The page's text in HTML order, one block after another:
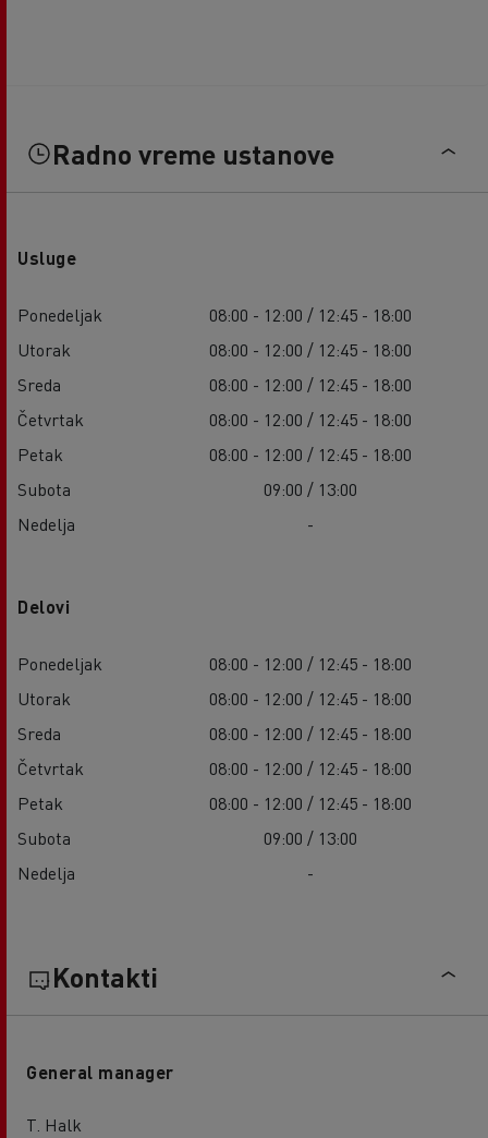
Radno vreme ustanove
Usluge
Ponedeljak
08:00 - 12:00 / 12:45 - 18:00
Utorak
08:00 - 12:00 / 12:45 - 18:00
Sreda
08:00 - 12:00 / 12:45 - 18:00
Četvrtak
08:00 - 12:00 / 12:45 - 18:00
Petak
08:00 - 12:00 / 12:45 - 18:00
Subota
09:00 / 13:00
Nedelja
-
Delovi
Ponedeljak
08:00 - 12:00 / 12:45 - 18:00
Utorak
08:00 - 12:00 / 12:45 - 18:00
Sreda
08:00 - 12:00 / 12:45 - 18:00
Četvrtak
08:00 - 12:00 / 12:45 - 18:00
Petak
08:00 - 12:00 / 12:45 - 18:00
Subota
09:00 / 13:00
Nedelja
-
Kontakti
General manager
T. Halk